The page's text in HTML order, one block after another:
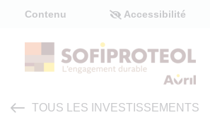
Contenu Accessibilité
TOUS LES INVESTISSEMENTS